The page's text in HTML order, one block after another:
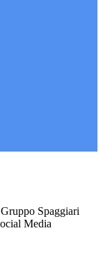
Spaggiari
Media